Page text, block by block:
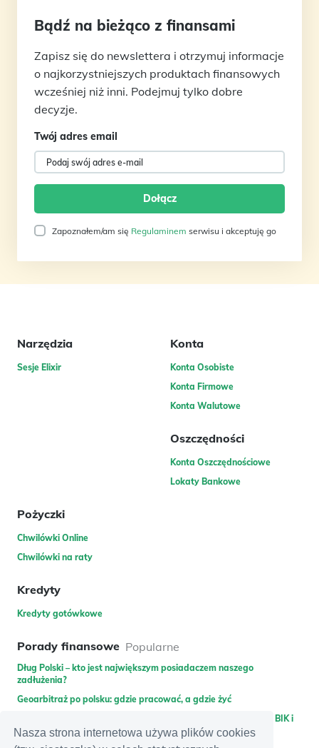
Nasza strona internetowa używa plików cookies
Bądź na bieżąco z finansami
Zapisz się do newslettera i otrzymuj informacje
o najkorzystniejszych produktach finansowych
wcześniej niż inni. Podejmuj tylko dobre
decyzje.
Twój adres email
Zapoznałem/am się Regulaminem serwisu i akceptuję go
Narzędzia
Sesje Elixir
Konta
Konta Osobiste
Konta Firmowe
Konta Walutowe
Oszczędności
Konta Oszczędnościowe
Lokaty Bankowe
Pożyczki
Chwilówki Online
Chwilówki na raty
Kredyty
Kredyty gotówkowe
Porady finansowe Popularne
Dług Polski – kto jest największym posiadaczem naszego
zadłużenia?
Geoarbitraż po polsku: gdzie pracować, a gdzie żyć
Pożyczka dla zadłużonych – gdzie pożyczyć bez weryfikacji w BIK i
KRD lub bez gwaranta?